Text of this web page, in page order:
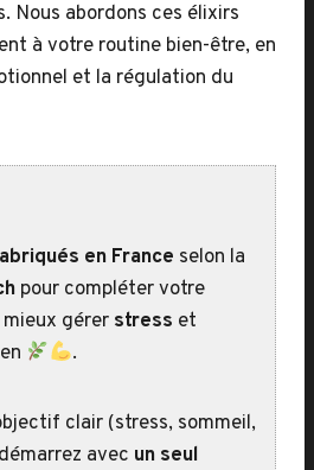
Nous abordons ces élixirs
à votre routine bien-être, en
et la régulation du
en France selon la
pour compléter votre
gérer stress et
.
clair (stress, sommeil,
avec un seul